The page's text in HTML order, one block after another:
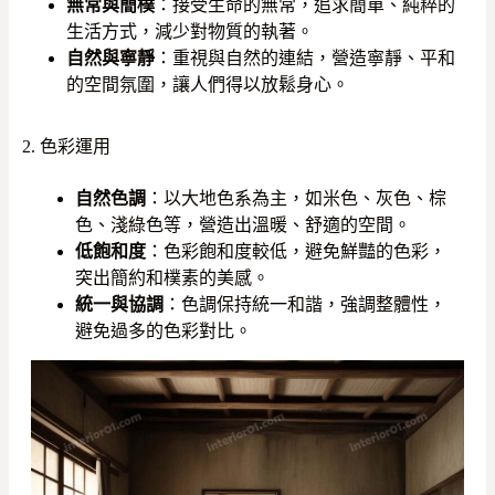
無常與簡樸 ：接受生命的無常，追求簡單、純粹的
生活方式，減少對物質的執著。
自然與寧靜：重視與自然的連結，營造寧靜、平和
的空間氛圍，讓人們得以放鬆身心。
2. 色彩運用
自然色調 ：以大地色系為主，如米色、灰色、棕
色、淺綠色等，營造出溫暖、舒適的空間。
低飽和度 ：色彩飽和度較低，避免鮮豔的色彩，
突出簡約和樸素的美感。
統一與協調 ：色調保持統一和諧，強調整體性，
避免過多的色彩對比。